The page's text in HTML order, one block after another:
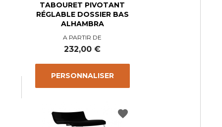
TABOURET PIVOTANT
RÉGLABLE DOSSIER BAS
ALHAMBRA
Prix
A PARTIR DE
232,00 €
PERSONNALISER
favorite